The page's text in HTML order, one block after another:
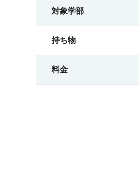
対象学部
持ち物
料金